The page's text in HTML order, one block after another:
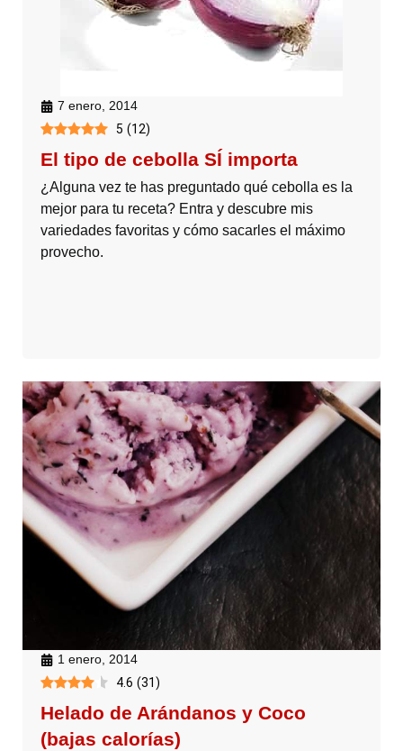
7 enero, 2014
5 (12)
El tipo de cebolla SÍ importa
¿Alguna vez te has preguntado qué cebolla es la
mejor para tu receta? Entra y descubre mis
variedades favoritas y cómo sacarles el máximo
provecho.
1 enero, 2014
4.6 (31)
Helado de Arándanos y Coco
(bajas calorías)